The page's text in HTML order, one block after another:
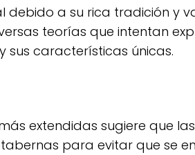
a su rica tradición y
teorías que intentan
sus características únicas.
extendidas sugiere que
para evitar que se